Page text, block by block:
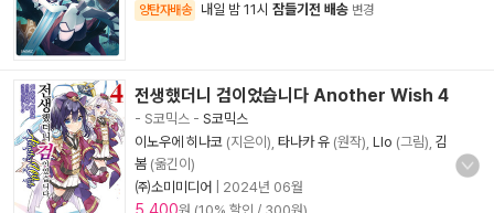
양탄자배송 내일 밤 11시 잠들기전 배송 변경
전생했더니 검이었습니다 Another Wish 4
- S코믹스 - S코믹스
이노우에 히나코 (지은이), 타나카 유 (원작), Llo (그림), 김
봄 (옮긴이)
㈜소미미디어
2024년 06월